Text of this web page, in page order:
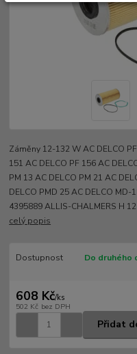
Záměny 12-132 W AC DELCO
151 AC DELCO PF 156 AC
PM 13 AC DELCO PM 21 AC
DELCO PMD 25 AC DELCO MD-
4395889 ALLIS-CHALMERS H
celý popis
Dostupnost Do druhého
608 Kč/ks
502 Kč bez DPH
Přidat